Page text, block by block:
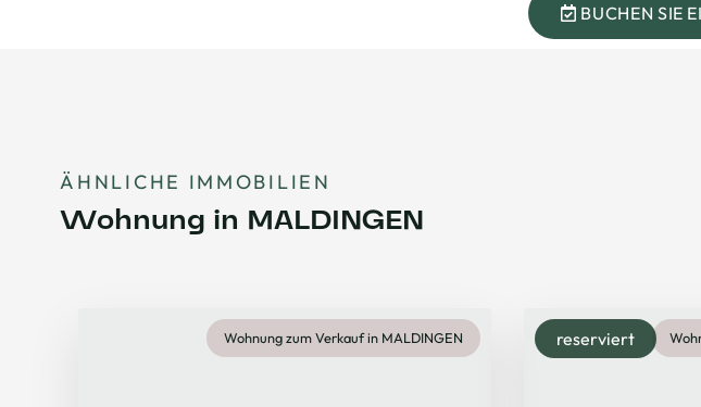
BUCHEN SIE
ÄHNLICHE IMMOBILIEN
Wohnung in MALDINGEN
Wohnung zum Verkauf in MALDINGEN reserviert